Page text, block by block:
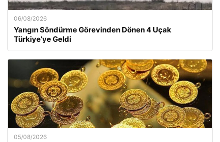
06/08/2026
Yangın Söndürme Görevinden Dönen 4 Uçak
Türkiye’ye Geldi
05/08/2026